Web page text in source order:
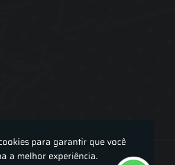
- Cortinas sob medidas e persianas
para garantir que você
a melhor experiência.